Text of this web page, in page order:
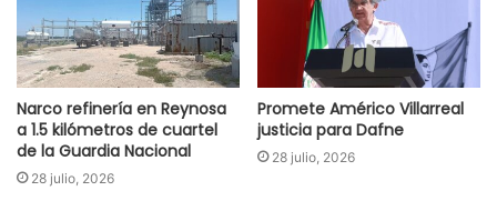
Narco refinería en Reynosa
a 1.5 kilómetros de cuartel
de la Guardia Nacional
28 julio, 2026
Promete Américo Villarreal
justicia para Dafne
28 julio, 2026